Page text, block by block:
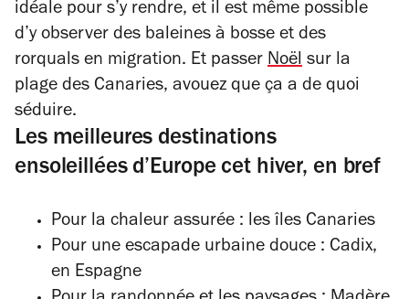
idéale pour s’y rendre, et il est même possible
d’y observer des baleines à bosse et des
rorquals en migration. Et passer Noël sur la
plage des Canaries, avouez que ça a de quoi
séduire.
Les meilleures destinations
ensoleillées d’Europe cet hiver, en bref
Pour la chaleur assurée : les îles Canaries
Pour une escapade urbaine douce : Cadix,
en Espagne